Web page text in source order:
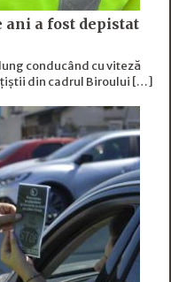
ani a fost depistat
conducând cu viteză
din cadrul Biroului […]